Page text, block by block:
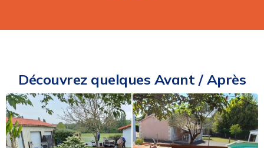
Découvrez quelques Avant / Après